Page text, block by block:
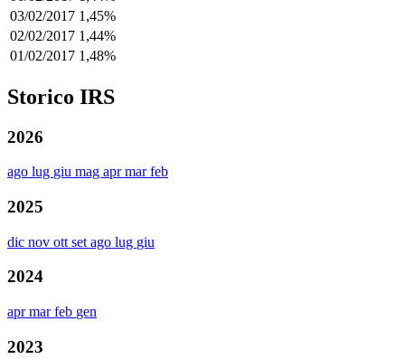
03/02/2017 1,45%
02/02/2017 1,44%
01/02/2017 1,48%
Storico IRS
2026
ago lug giu mag aprmarfeb
2025
dic nov ott set ago lug giu
2024
aprmarfeb gen
2023